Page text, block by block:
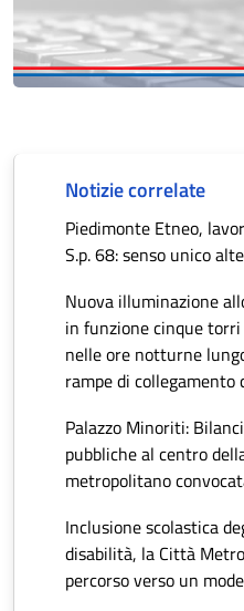
Notizie correlate
Piedimonte Etneo,
S.p. 68: senso unico
Nuova illuminazione
in funzione cinque torri
nelle ore notturne
rampe di collegamento
Palazzo Minoriti:
pubbliche al centro
metropolitano
Inclusione scolastica
disabilità, la Città
percorso verso un